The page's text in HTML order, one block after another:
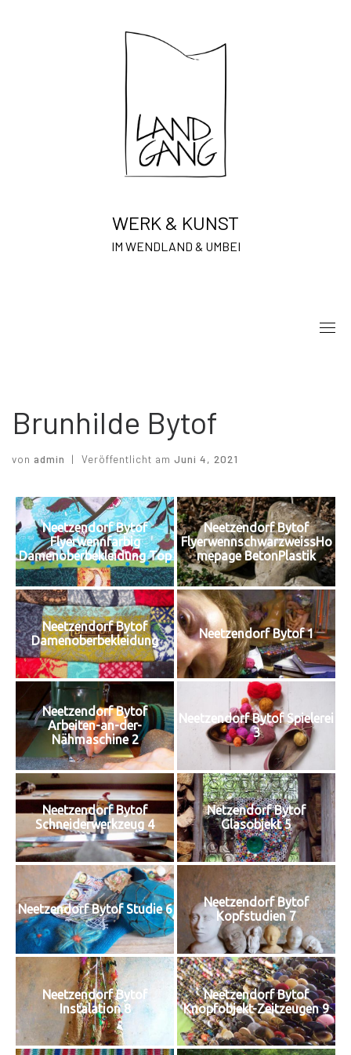
WERK & KUNST
IM WENDLAND & UMBEI
Brunhilde Bytof
von admin | Veröffentlicht am Juni 4, 2021
Neetzendorf Bytof
Flyerwennfarbig
Damenoberbekleidung Top
Neetzendorf Bytof
FlyerwennschwarzweissHo
mepage BetonPlastik
Neetzendorf Bytof
Damenoberbekleidung
Neetzendorf Bytof 1
Neetzendorf Bytof
Arbeiten-an-der-
Nähmaschine 2
Neetzendorf Bytof Spielerei
3
Neetzendorf Bytof
Schneiderwerkzeug 4
Netzendorf Bytof
Glasobjekt 5
Neetzendorf Bytof Studie 6
Neetzendorf Bytof
Kopfstudien 7
Neetzendorf Bytof
Instalation 8
Neetzendorf Bytof
Knopfobjekt-Zeitzeugen 9